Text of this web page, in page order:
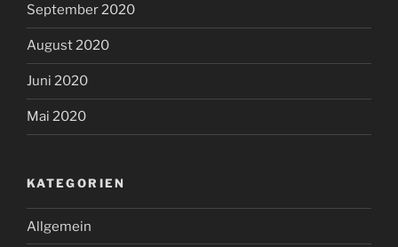
September 2020
August 2020
Juni 2020
Mai 2020
KATEGORIEN
Allgemein